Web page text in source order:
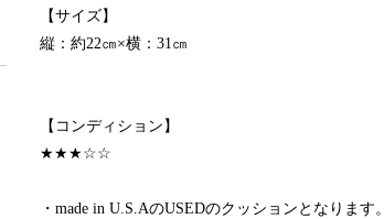
【サイズ】
縦：約22㎝×横：31㎝
【コンディション】
★★★☆☆
・made in U.S.AのUSEDのクッションとなります。